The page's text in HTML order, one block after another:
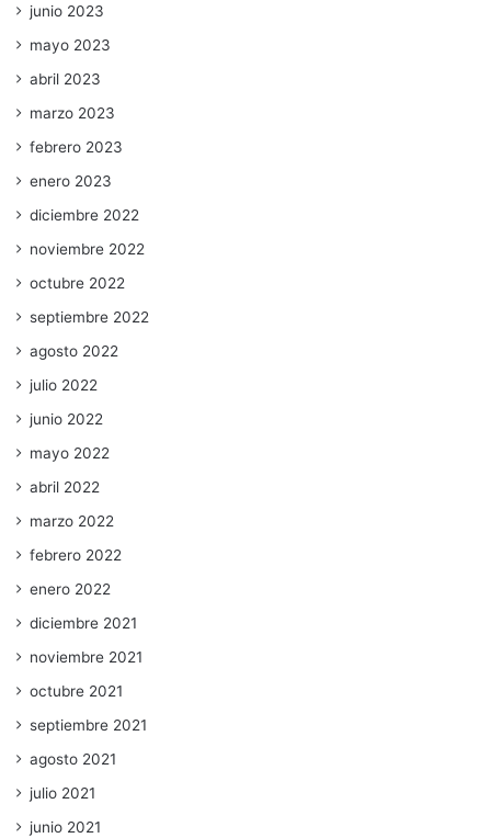
junio 2023
mayo 2023
abril 2023
marzo 2023
febrero 2023
enero 2023
diciembre 2022
noviembre 2022
octubre 2022
septiembre 2022
agosto 2022
julio 2022
junio 2022
mayo 2022
abril 2022
marzo 2022
febrero 2022
enero 2022
diciembre 2021
noviembre 2021
octubre 2021
septiembre 2021
agosto 2021
julio 2021
junio 2021